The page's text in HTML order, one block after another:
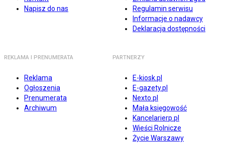
Napisz do nas
Regulamin serwisu
Informacje o nadawcy
Deklaracja dostępności
REKLAMA I PRENUMERATA
Reklama
Ogłoszenia
Prenumerata
Archiwum
PARTNERZY
E-kiosk.pl
E-gazety.pl
Nexto.pl
Mała księgowość
Kancelarierp.pl
Wieści Rolnicze
Życie Warszawy